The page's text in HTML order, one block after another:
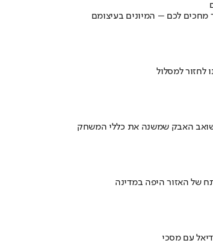
מחכים לכם – המיונים בעיצומם
לחזור למסלול
שואב האבק שמשנה את כללי המשחק